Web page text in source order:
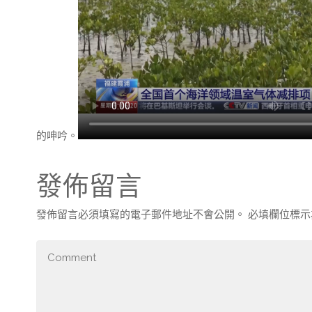
的呻吟。
發佈留言
發佈留言必須填寫的電子郵件地址不會公開。 必填欄位標